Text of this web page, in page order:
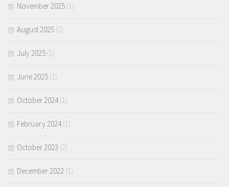
November 2025 (1)
August 2025 (2)
July 2025 (1)
June 2025 (1)
October 2024(1)
February 2024(1)
October 2023 (2)
December 2022 (1)